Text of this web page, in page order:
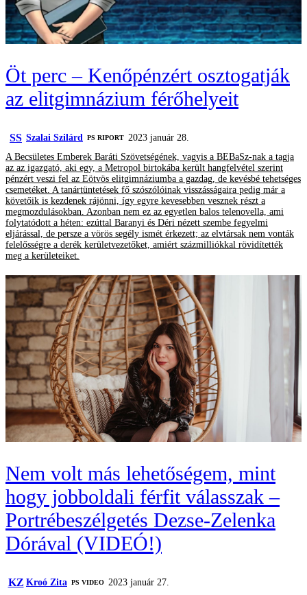
Öt perc – Kenőpénzért osztogatják
az elitgimnázium férőhelyeit
SS Szalai Szilárd ‎PS RIPORT
2023 január 28.
A Becsületes Emberek Baráti Szövetségének, vagyis a BEBaSz-nak a tagja
az az igazgató, aki egy, a Metropol birtokába került hangfelvétel szerint
pénzért veszi fel az Eötvös elitgimnáziumba a gazdag, de kevésbé tehetséges
csemetéket. A tanártüntetések fő szószólóinak visszásságaira pedig már a
követőik is kezdenek rájönni, így egyre kevesebben vesznek részt a
megmozdulásokban. Azonban nem ez az egyetlen balos telenovella, ami
folytatódott a héten: ezúttal Baranyi és Déri nézett szembe fegyelmi
eljárással, de persze a vörös segély ismét érkezett; az elvtársak nem vonták
felelősségre a derék kerületvezetőket, amiért százmilliókkal rövidítették
meg a kerületeiket.
Nem volt más lehetőségem, mint
hogy jobboldali férfit válasszak –
Portrébeszélgetés Dezse-Zelenka
Dórával (VIDEÓ!)
KZ Kroó Zita PS VIDEO
2023 január 27.